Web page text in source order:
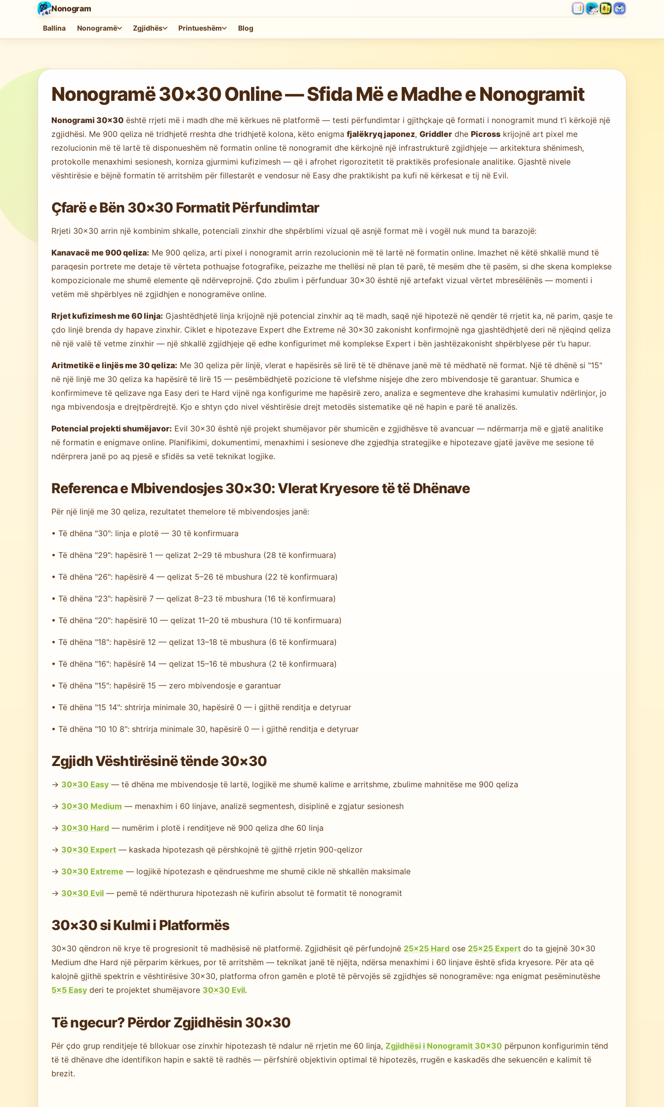
Nonogram
Ballina Nonogramë Zgjidhës Printueshëm Blog
Duke ngarkuar lojën…
Nonogramë 30×30 Online — Sfida Më e Madhe e Nonogramit
Nonogrami 30×30është rrjeti më i madh dhe më kërkues në platformë — testi përfundimtar i gjithçkaje që formati i nonogramit mund t’i kërkojë një
zgjidhësi. Me 900 qeliza në tridhjetë rreshta dhe tridhjetë kolona, këto enigma fjalëkryq japonez, Griddlerdhe Picrosskrijojnë art pixel me
rezolucionin më të lartë të disponueshëm në formatin online të nonogramit dhe kërkojnë një infrastrukturë zgjidhjeje — arkitektura shënimesh,
protokolle menaxhimi sesionesh, korniza gjurmimi kufizimesh — që i afrohet rigorozitetit të praktikës profesionale analitike. Gjashtë nivele
vështirësie e bëjnë formatin të arritshëm për fillestarët e vendosur në Easy dhe praktikisht pa kufi në kërkesat e tij në Evil.
Çfarë e Bën 30×30 Formatit Përfundimtar
Rrjeti 30×30 arrin një kombinim shkalle, potenciali zinxhir dhe shpërblimi vizual që asnjë format më i vogël nuk mund ta barazojë:
Kanavacë me 900 qeliza: Me 900 qeliza, arti pixel i nonogramit arrin rezolucionin më të lartë në formatin online. Imazhet në këtë shkallë mund të
paraqesin portrete me detaje të vërteta pothuajse fotografike, peizazhe me thellësi në plan të parë, të mesëm dhe të pasëm, si dhe skena komplekse
kompozicionale me shumë elemente që ndërveprojnë. Çdo zbulim i përfunduar 30×30 është një artefakt vizual vërtet mbresëlënës — momenti i
vetëm më shpërblyes në zgjidhjen e nonogramëve online.
Rrjet kufizimesh me 60 linja: Gjashtëdhjetë linja krijojnë një potencial zinxhir aq të madh, saqë një hipotezë në qendër të rrjetit ka, në parim, qasje te
çdo linjë brenda dy hapave zinxhir. Ciklet e hipotezave Expert dhe Extreme në 30×30 zakonisht konfirmojnë nga gjashtëdhjetë deri në njëqind qeliza
në një valë të vetme zinxhir — një shkallë zgjidhjeje që edhe konfigurimet më komplekse Expert i bën jashtëzakonisht shpërblyese për t’u hapur.
Aritmetikë e linjës me 30 qeliza: Me 30 qeliza për linjë, vlerat e hapësirës së lirë të të dhënave janë më të mëdhatë në format. Një të dhënë si "15"
në një linjë me 30 qeliza ka hapësirë të lirë 15 — pesëmbëdhjetë pozicione të vlefshme nisjeje dhe zero mbivendosje të garantuar. Shumica e
konfirmimeve të qelizave nga Easy deri te Hard vijnë nga konfigurime me hapësirë zero, analiza e segmenteve dhe krahasimi kumulativ ndërlinjor, jo
nga mbivendosja e drejtpërdrejtë. Kjo e shtyn çdo nivel vështirësie drejt metodës sistematike që në hapin e parë të analizës.
Potencial projekti shumëjavor: Evil 30×30 është një projekt shumëjavor për shumicën e zgjidhësve të avancuar — ndërmarrja më e gjatë analitike
në formatin e enigmave online. Planifikimi, dokumentimi, menaxhimi i sesioneve dhe zgjedhja strategjike e hipotezave gjatë javëve me sesione të
ndërprera janë po aq pjesë e sfidës sa vetë teknikat logjike.
Referenca e Mbivendosjes 30×30: Vlerat Kryesore të të Dhënave
Për një linjë me 30 qeliza, rezultatet themelore të mbivendosjes janë:
• Të dhëna "30": linja e plotë — 30 të konfirmuara
• Të dhëna "29": hapësirë 1 — qelizat 2–29 të mbushura (28 të konfirmuara)
• Të dhëna "26": hapësirë 4 — qelizat 5–26 të mbushura (22 të konfirmuara)
• Të dhëna "23": hapësirë 7 — qelizat 8–23 të mbushura (16 të konfirmuara)
• Të dhëna "20": hapësirë 10 — qelizat 11–20 të mbushura (10 të konfirmuara)
• Të dhëna "18": hapësirë 12 — qelizat 13–18 të mbushura (6 të konfirmuara)
• Të dhëna "16": hapësirë 14 — qelizat 15–16 të mbushura (2 të konfirmuara)
• Të dhëna "15": hapësirë 15 — zero mbivendosje e garantuar
• Të dhëna "15 14": shtrirja minimale 30, hapësirë 0 — i gjithë renditja e detyruar
• Të dhëna "10 10 8": shtrirja minimale 30, hapësirë 0 — i gjithë renditja e detyruar
Zgjidh Vështirësinë tënde 30×30
→ 30×30 Easy— të dhëna me mbivendosje të lartë, logjikë me shumë kalime e arritshme, zbulime mahnitëse me 900 qeliza
→ 30×30 Medium — menaxhim i 60 linjave, analizë segmentesh, disiplinë e zgjatur sesionesh
→ 30×30 Hard— numërim i plotë i renditjeve në 900 qeliza dhe 60 linja
→ 30×30 Expert— kaskada hipotezash që përshkojnë të gjithë rrjetin 900-qelizor
→ 30×30 Extreme — logjikë hipotezash e qëndrueshme me shumë cikle në shkallën maksimale
→ 30×30 Evil— pemë të ndërthurura hipotezash në kufirin absolut të formatit të nonogramit
30×30 si Kulmi i Platformës
30×30 qëndron në krye të progresionit të madhësisë në platformë. Zgjidhësit që përfundojnë 25×25 Hardose 25×25 Expertdo ta gjejnë 30×30
Medium dhe Hard një përparim kërkues, por të arritshëm — teknikat janë të njëjta, ndërsa menaxhimi i 60 linjave është sfida kryesore. Për ata që
kalojnë gjithë spektrin e vështirësive 30×30, platforma ofron gamën e plotë të përvojës së zgjidhjes së nonogramëve: nga enigmat pesëminutëshe
5×5 Easyderi te projektet shumëjavore 30×30 Evil.
Të ngecur? Përdor Zgjidhësin 30×30
Për çdo grup renditjeje të bllokuar ose zinxhir hipotezash të ndalur në rrjetin me 60 linja, Zgjidhësi i Nonogramit 30×30përpunon konfigurimin tënd
të të dhënave dhe identifikon hapin e saktë të radhës — përfshirë objektivin optimal të hipotezës, rrugën e kaskadës dhe sekuencën e kalimit të
brezit.